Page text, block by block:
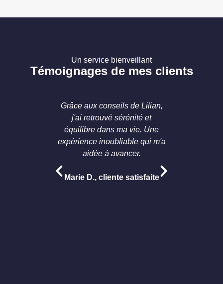
Un service bienveillant
Témoignages de mes clients
Grâce aux conseils de Lilian,
j'ai retrouvé sérénité et
équilibre dans ma vie. Une
expérience inoubliable qui m'a
aidée à avancer.
Marie D., cliente satisfaite